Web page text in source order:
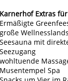
Karnerhof Extras
Ermäßigte
große
Seesauna mit
Seezugang
wohltuende
Musentempel Spa